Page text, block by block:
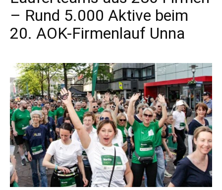
– Rund 5.000 Aktive beim
20. AOK-Firmenlauf Unna